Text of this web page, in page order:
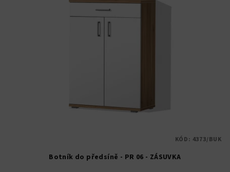
Botník do předsíně - PR 06 - ZÁSUVKA
KÓD: 4373/BUK